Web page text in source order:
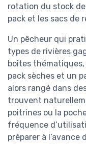
rotation du stock
pack et les sacs de
Un pêcheur qui
types de rivières
boîtes
pack sèches et un
alors rangé dans
trouvent
poitrines ou la
fréquence
préparer à l’avance